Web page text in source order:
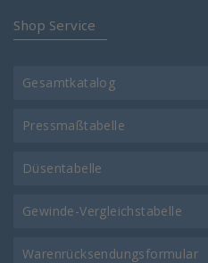
Shop Service
Gesamtkatalog
Pressmaßtabelle
Düsentabelle
Gewinde-Vergleichstabelle
Warenrücksendungsformular